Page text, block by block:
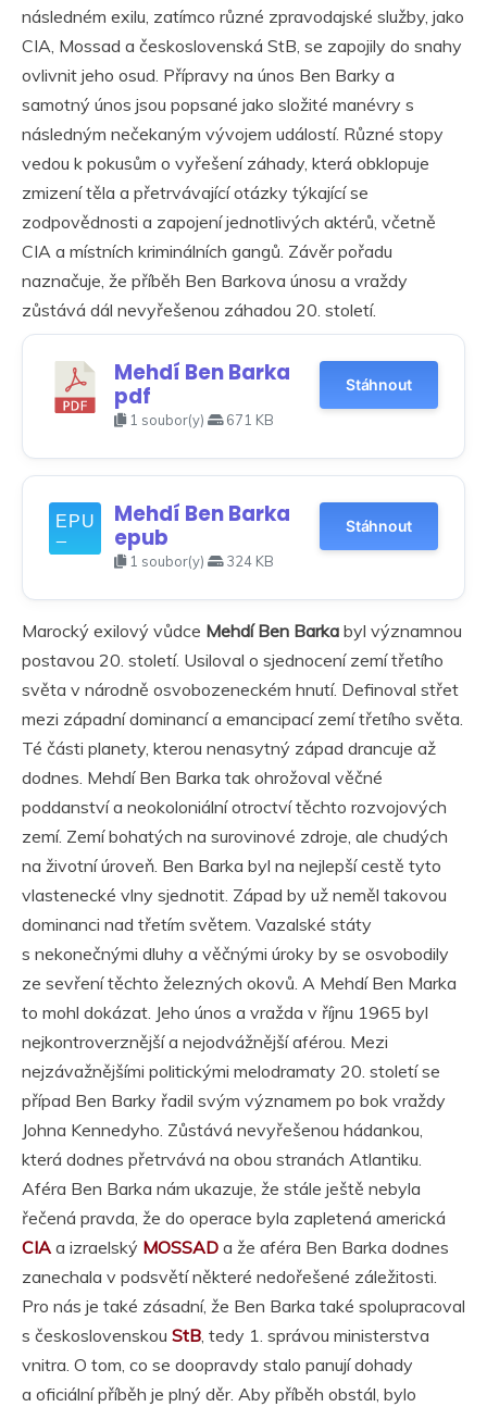
následném exilu, zatímco různé zpravodajské služby, jako
CIA, Mossad a československá StB, se zapojily do snahy
ovlivnit jeho osud. Přípravy na únos Ben Barky a
samotný únos jsou popsané jako složité manévry s
následným nečekaným vývojem událostí. Různé stopy
vedou k pokusům o vyřešení záhady, která obklopuje
zmizení těla a přetrvávající otázky týkající se
zodpovědnosti a zapojení jednotlivých aktérů, včetně
CIA a místních kriminálních gangů. Závěr pořadu
naznačuje, že příběh Ben Barkova únosu a vraždy
zůstává dál nevyřešenou záhadou 20. století.
Mehdí Ben Barka
pdf
1 soubor(y) 671 KB
Stáhnout
Mehdí Ben Barka
epub
1 soubor(y) 324 KB
Stáhnout
Marocký exilový vůdce Mehdí Ben Barka byl významnou
postavou 20. století. Usiloval o sjednocení zemí třetího
světa v národně osvobozeneckém hnutí. Definoval střet
mezi západní dominancí a emancipací zemí třetího světa.
Té části planety, kterou nenasytný západ drancuje až
dodnes. Mehdí Ben Barka tak ohrožoval věčné
poddanství a neokoloniální otroctví těchto rozvojových
zemí. Zemí bohatých na surovinové zdroje, ale chudých
na životní úroveň. Ben Barka byl na nejlepší cestě tyto
vlastenecké vlny sjednotit. Západ by už neměl takovou
dominanci nad třetím světem. Vazalské státy
s nekonečnými dluhy a věčnými úroky by se osvobodily
ze sevření těchto železných okovů. A Mehdí Ben Marka
to mohl dokázat. Jeho únos a vražda v říjnu 1965 byl
nejkontroverznější a nejodvážnější aférou. Mezi
nejzávažnějšími politickými melodramaty 20. století se
případ Ben Barky řadil svým významem po bok vraždy
Johna Kennedyho. Zůstává nevyřešenou hádankou,
která dodnes přetrvává na obou stranách Atlantiku.
Aféra Ben Barka nám ukazuje, že stále ještě nebyla
řečená pravda, že do operace byla zapletená americká
CIAa izraelský MOSSAD a že aféra Ben Barka dodnes
zanechala v podsvětí některé nedořešené záležitosti.
Pro nás je také zásadní, že Ben Barka také spolupracoval
s československou StB, tedy 1. správou ministerstva
vnitra. O tom, co se doopravdy stalo panují dohady
a oficiální příběh je plný děr. Aby příběh obstál, bylo